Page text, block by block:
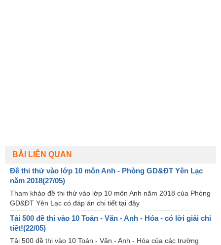
BÀI LIÊN QUAN
Đề thi thử vào lớp 10 môn Anh - Phòng GD&ĐT Yên Lạc
năm 2018(27/05)
Tham khảo đề thi thử vào lớp 10 môn Anh năm 2018 của Phòng
GD&ĐT Yên Lạc có đáp án chi tiết tại đây
Tải 500 đề thi vào 10 Toán - Văn - Anh - Hóa - có lời giải chi
tiết!(22/05)
Tải 500 đề thi vào 10 Toán - Văn - Anh - Hóa của các trường